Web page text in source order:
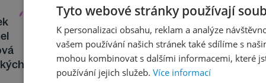
filharmoniků
Tyto webové stránky používají
K personalizaci obsahu, reklam a analýze
vašem používání našich stránek také sdílíme s
mohou kombinovat s dalšími informacemi, které
používání jejich služeb. Více informací